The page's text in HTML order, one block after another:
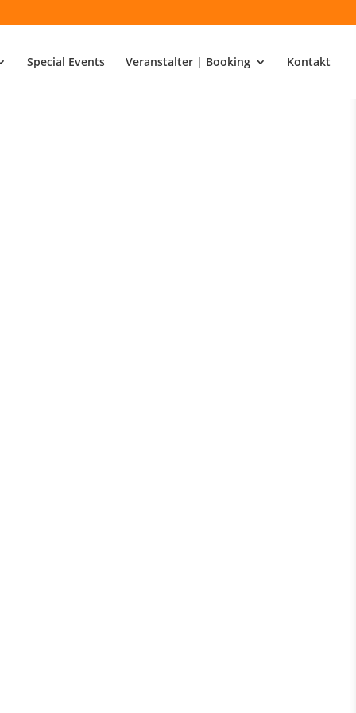
Special Events Veranstalter | Booking Kontakt